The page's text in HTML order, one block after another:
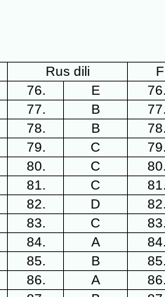
Rus dili
76. E
77. B
78. B
79. C
80. C
81. C
82. D
83. C
84. A
85. B
86. A